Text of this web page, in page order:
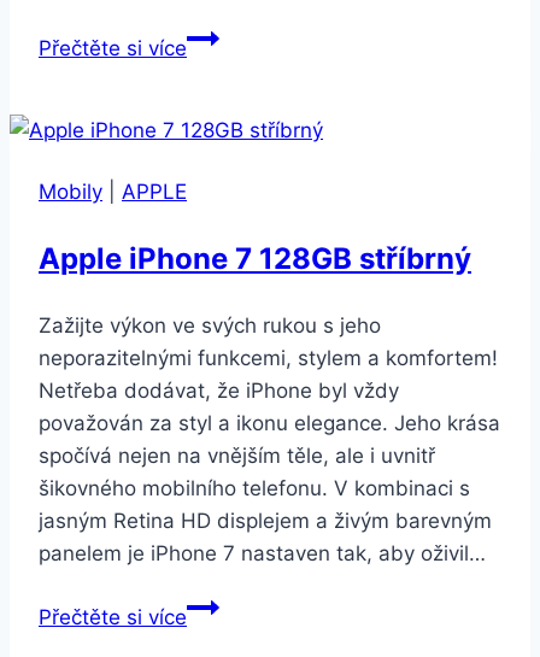
Přečtěte si víceApple
128GB
zlatý
Mobily APPLE
Apple iPhone 7 128GB stříbrný
Zažijte výkon ve svých rukou s jeho
neporazitelnými funkcemi, stylem a komfortem!
Netřeba dodávat, že iPhone byl vždy
považován za styl a ikonu elegance. Jeho krása
spočívá nejen na vnějším těle, ale i uvnitř
šikovného mobilního telefonu. V kombinaci s
jasným Retina HD displejem a živým barevným
panelem je iPhone 7 nastaven tak, aby oživil…
Přečtěte si víceApple